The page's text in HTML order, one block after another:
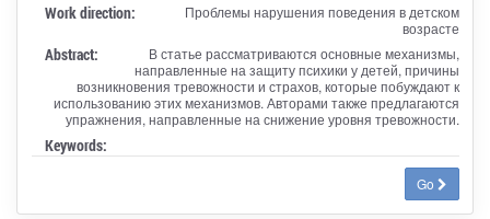
Work direction:
Проблемы нарушения поведения в детском
возрасте
Abstract:
В статье рассматриваются основные механизмы,
направленные на защиту психики у детей, причины
возникновения тревожности и страхов, которые побуждают к
использованию этих механизмов. Авторами также предлагаются
упражнения, направленные на снижение уровня тревожности.
Keywords:
Go